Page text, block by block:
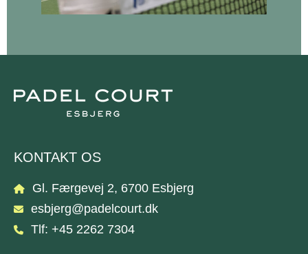
KONTAKT OS
Gl. Færgevej 2, 6700 Esbjerg
esbjerg@padelcourt.dk
Tlf: +45 2262 7304